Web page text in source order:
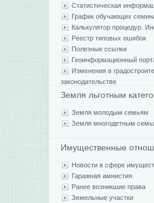
Статистическая
График обучающих
Калькулятор процедур.
Реестр типовых ошибок
Полезные ссылки
Геоинформационный
Изменения в
законодательстве
Земля льготным
Земля молодым семьям
Земля многодетным
Имущественные
Новости в сфере
Гаражная амнистия
Ранее возникшие права
Земельные участки